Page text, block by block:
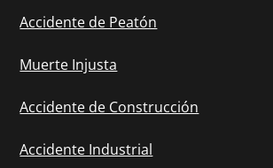
Accidente de Peatón
Muerte Injusta
Accidente de Construcción
Accidente Industrial